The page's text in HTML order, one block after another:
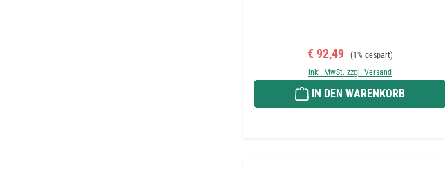
Verkaufspreis:
€ 92,49 Regulärer Preis:
(1% gespart)
inkl. MwSt. zzgl. Versand
IN DEN WARENKORB